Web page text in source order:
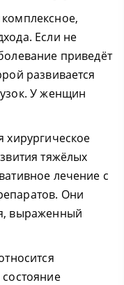
Если не
приведёт
развивается
У женщин
хирургическое
тяжёлых
лечение с
Они
выраженный